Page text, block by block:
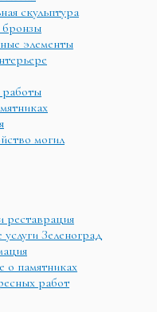
скульптура
бронзы
элементы
могил
реставрация
Зеленоград
о памятниках
работ